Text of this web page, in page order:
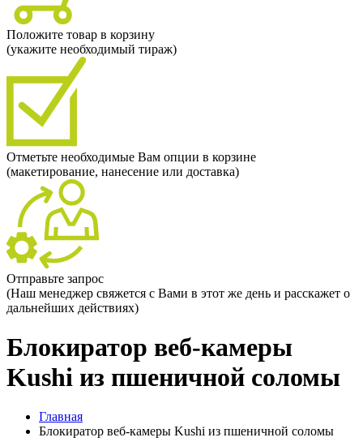
Положите товар в корзину
(укажите необходимый тираж)
Отметьте необходимые Вам опции в корзине
(макетирование, нанесение или доставка)
Отправьте запрос
(Наш менеджер свяжется с Вами в этот же день и расскажет о
дальнейших действиях)
Блокиратор веб-камеры
Kushi из пшеничной соломы
Главная
Блокиратор веб-камеры Kushi из пшеничной соломы